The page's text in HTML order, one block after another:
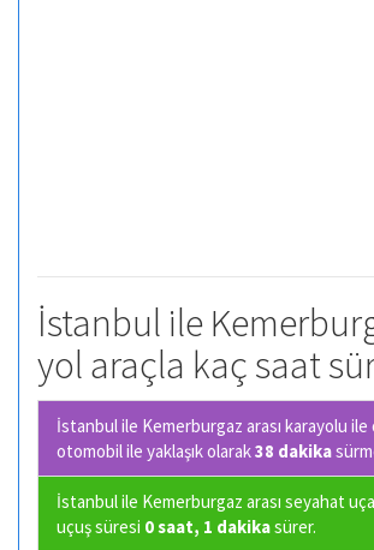
İstanbul ile
yol araçla kaç saat
İstanbul ile Kemerburgaz arası karayolu ile
otomobil ile yaklaşık olarak38 dakika
İstanbul ile Kemerburgaz arası seyahat
uçuş süresi 0 saat, 1 dakikasürer.